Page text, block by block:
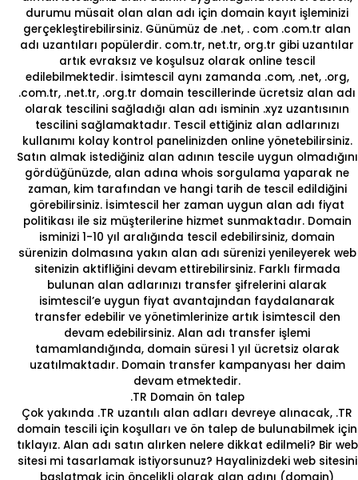
durumu müsait olan alan adı için domain kayıt işleminizi
gerçekleştirebilirsiniz. Günümüz de .net, . com .com.tr alan
adı uzantıları popülerdir. com.tr, net.tr, org.tr gibi uzantılar
artık evraksız ve koşulsuz olarak online tescil
edilebilmektedir. İsimtescil aynı zamanda .com, .net, .org,
.com.tr, .net.tr, .org.tr domain tescillerinde ücretsiz alan adı
olarak tescilini sağladığı alan adı isminin .xyz uzantısının
tescilini sağlamaktadır. Tescil ettiğiniz alan adlarınızı
kullanımı kolay kontrol panelinizden online yönetebilirsiniz.
Satın almak istediğiniz alan adının tescile uygun olmadığını
gördüğünüzde, alan adına whois sorgulama yaparak ne
zaman, kim tarafından ve hangi tarih de tescil edildiğini
görebilirsiniz. İsimtescil her zaman uygun alan adı fiyat
politikası ile siz müşterilerine hizmet sunmaktadır. Domain
isminizi 1-10 yıl aralığında tescil edebilirsiniz, domain
sürenizin dolmasına yakın alan adı sürenizi yenileyerek web
sitenizin aktifliğini devam ettirebilirsiniz. Farklı firmada
bulunan alan adlarınızı transfer şifrelerini alarak
isimtescil’e uygun fiyat avantajından faydalanarak
transfer edebilir ve yönetimlerinize artık İsimtescil den
devam edebilirsiniz. Alan adı transfer işlemi
tamamlandığında, domain süresi 1 yıl ücretsiz olarak
uzatılmaktadır. Domain transfer kampanyası her daim
devam etmektedir.
.TR Domain ön talep
Çok yakında .TR uzantılı alan adları devreye alınacak, .TR
domain tescili için koşulları ve ön talep de bulunabilmek için
tıklayız. Alan adı satın alırken nelere dikkat edilmeli? Bir web
sitesi mi tasarlamak istiyorsunuz? Hayalinizdeki web sitesini